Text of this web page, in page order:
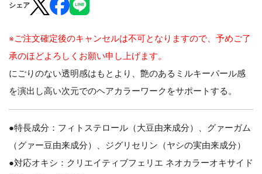
シェア
※ご注文確定後のキャンセルは不可となりますので、予めご了
承のほどよろしくお願い申し上げます。
にごりのない透明感はもとより、艶のあるミルキーパール感
を演出し高い次元でのヘアカラーワークをサポートする。
●特長成分：フィトステロール（大豆由来成分）、グァーガム
（グァー豆由来成分）、ジグリセリン（ヤシの実由来成分）
●対応オキシ：クリエイティブフェリエ ネオカラーオキサイド